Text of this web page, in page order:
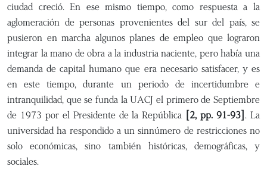
ciudad creció. En ese mismo tiempo, como respuesta a la
aglomeración de personas provenientes del sur del país, se
pusieron en marcha algunos planes de empleo que lograron
integrar la mano de obra a la industria naciente, pero había una
demanda de capital humano que era necesario satisfacer, y es
en este tiempo, durante un periodo de incertidumbre e
intranquilidad, que se funda la UACJ el primero de Septiembre
de 1973 por el Presidente de la República
[2, pp. 91-93]. La
universidad ha respondido a un sinnúmero de restricciones no
solo económicas, sino también históricas, demográficas, y
sociales.